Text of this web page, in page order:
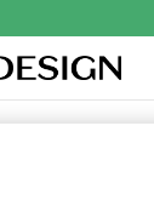
SÄILYTYS